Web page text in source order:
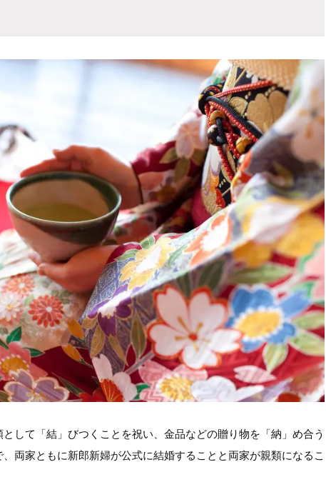
して「結」びつくことを祝い、金品などの贈り物を「納」め合う
両家ともに新郎新婦が公式に結婚することと両家が親類になるこ